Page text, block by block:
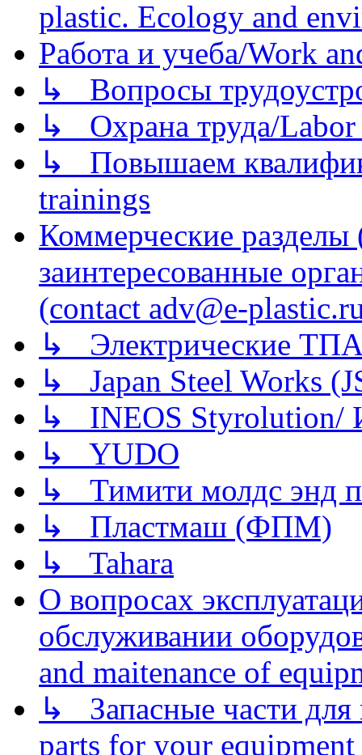
plastic. Ecology and
Работа и учеба/Work
↳ Вопросы
↳ Охрана труда/Labor
↳ Повышаем
trainings
Коммерческие
заинтересованные
(contact adv@e-
↳ Электрические
↳ Japan Steel Works
↳ INEOS
↳ YUDO
↳ Тимити молдс энд
↳ Пластмаш (ФПМ)
↳ Tahara
О вопросах
обслуживании
and maitenance of
↳ Запасные части для
parts for your equipment